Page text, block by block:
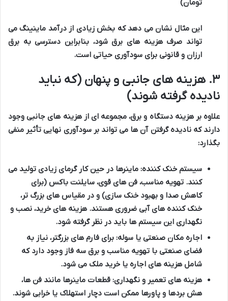
تومان)
این مثال نشان می دهد که بخش زیادی از درآمد ماینینگ می
تواند صرف هزینه های برق شود، بنابراین دسترسی به برق
ارزان و قانونی برای سودآوری حیاتی است.
۳. هزینه های جانبی و پنهان (که نباید
نادیده گرفته شوند)
علاوه بر هزینه دستگاه و برق، مجموعه ای از هزینه های جانبی وجود
دارند که نادیده گرفتن آن ها می تواند بر سودآوری نهایی تأثیر منفی
بگذارد:
سیستم خنک کننده: ماینرها در حین کار گرمای زیادی تولید می
کنند. تهویه مناسب، فن های قوی، سایلنت باکس (برای
کاهش صدا و بهبود خنک سازی) و در مقیاس های بزرگ تر،
خنک کننده های آبی ضروری هستند. هزینه های خرید، نصب و
نگهداری این سیستم ها باید در نظر گرفته شود.
اجاره مکان صنعتی یا سوله: برای فارم های بزرگتر، نیاز به
فضای صنعتی با تهویه مناسب و برق سه فاز وجود دارد که
شامل هزینه های اجاره یا خرید ملک می شود.
هزینه های تعمیر و نگهداری: قطعات ماینرها مانند فن ها،
هش بردها و پاورها ممکن است دچار استهلاک یا خرابی شوند.